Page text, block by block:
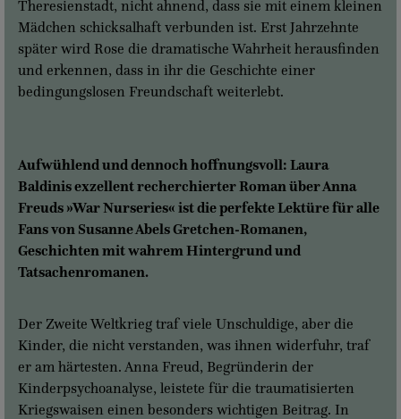
Theresienstadt, nicht ahnend, dass sie mit einem kleinen
Mädchen schicksalhaft verbunden ist. Erst Jahrzehnte
später wird Rose die dramatische Wahrheit herausfinden
und erkennen, dass in ihr die Geschichte einer
bedingungslosen Freundschaft weiterlebt.
Aufwühlend und dennoch hoffnungsvoll: Laura
Baldinis exzellent recherchierter Roman über Anna
Freuds »War Nurseries« ist die perfekte Lektüre für alle
Fans von Susanne Abels Gretchen-Romanen,
Geschichten mit wahrem Hintergrund und
Tatsachenromanen.
Der Zweite Weltkrieg traf viele Unschuldige, aber die
Kinder, die nicht verstanden, was ihnen widerfuhr, traf
er am härtesten. Anna Freud, Begründerin der
Kinderpsychoanalyse, leistete für die traumatisierten
Kriegswaisen einen besonders wichtigen Beitrag. In